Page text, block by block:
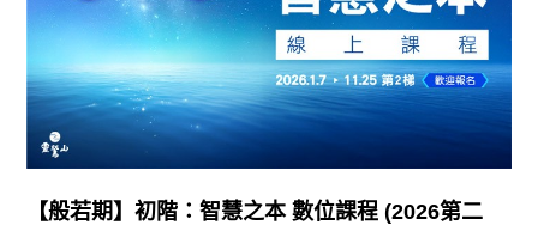
【般若期】初階：智慧之本 數位課程 (2026第二